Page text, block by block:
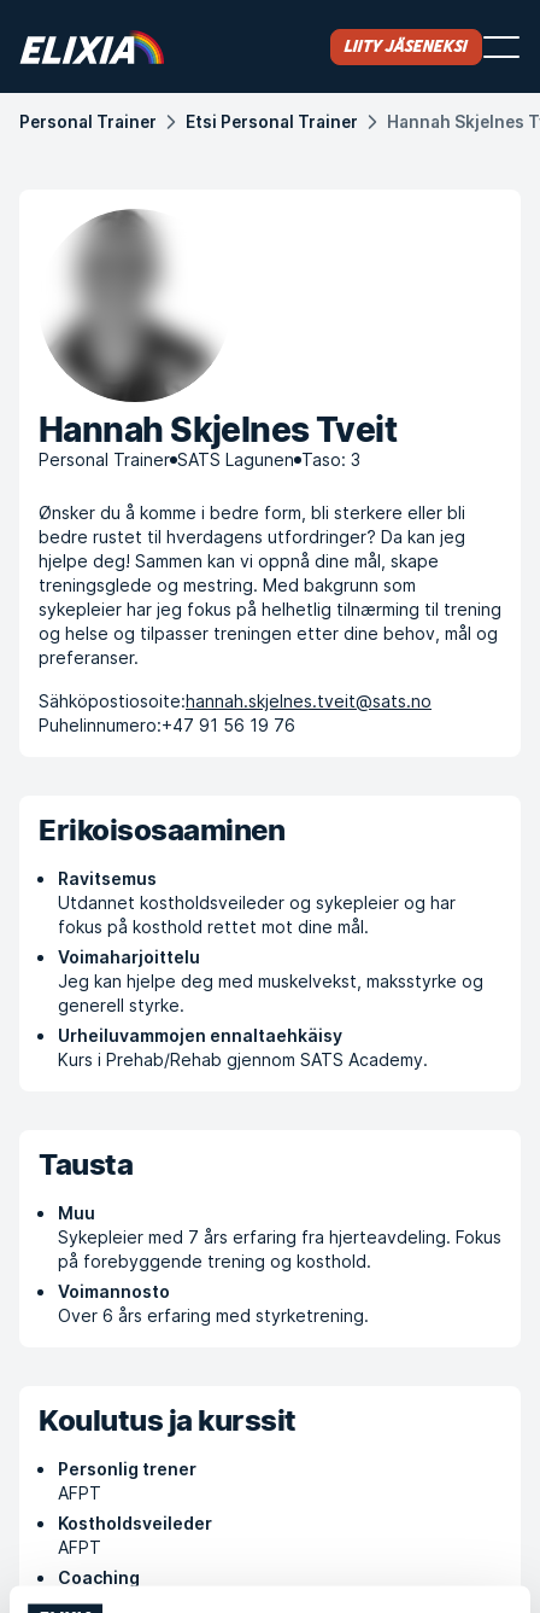
Liity jäseneksi
Personal Trainer Etsi Personal Trainer Hannah Skjelnes
Hannah Skjelnes Tveit
Personal Trainer SATS Lagunen Taso: 3
Ønsker du å komme i bedre form, bli sterkere eller bli
bedre rustet til hverdagens utfordringer? Da kan jeg
hjelpe deg! Sammen kan vi oppnå dine mål, skape
treningsglede og mestring. Med bakgrunn som
sykepleier har jeg fokus på helhetlig tilnærming til trening
og helse og tilpasser treningen etter dine behov, mål og
preferanser.
Sähköpostiosoite:hannah.skjelnes.tveit@sats.no
Puhelinnumero:+47 91 56 19 76
Erikoisosaaminen
Ravitsemus
Utdannet kostholdsveileder og sykepleier og har
fokus på kosthold rettet mot dine mål.
Voimaharjoittelu
Jeg kan hjelpe deg med muskelvekst, maksstyrke og
generell styrke.
Urheiluvammojen ennaltaehkäisy
Kurs i Prehab/Rehab gjennom SATS Academy.
Tausta
Muu
Sykepleier med 7 års erfaring fra hjerteavdeling. Fokus
på forebyggende trening og kosthold.
Voimannosto
Over 6 års erfaring med styrketrening.
Koulutus ja kurssit
Personlig trener
AFPT
Kostholdsveileder
AFPT
Coaching
AFPT